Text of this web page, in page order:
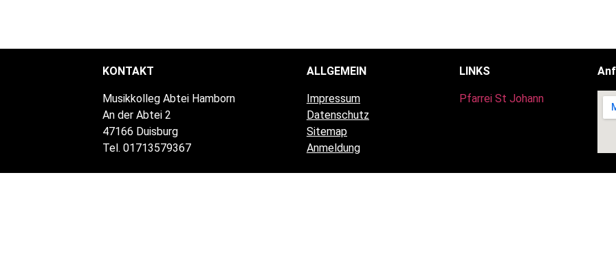
KONTAKT
Musikkolleg Abtei Hamborn
An der Abtei 2
47166 Duisburg
Tel. 01713579367
ALLGEMEIN
Impressum
Datenschutz
Sitemap
Anmeldung
LINKS
Pfarrei St Johann